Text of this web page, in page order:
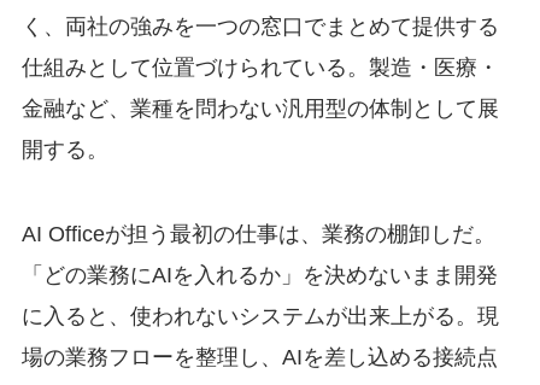
く、両社の強みを一つの窓口でまとめて提供する
仕組みとして位置づけられている。製造・医療・
金融など、業種を問わない汎用型の体制として展
開する。
AI Officeが担う最初の仕事は、業務の棚卸しだ。
「どの業務にAIを入れるか」を決めないまま開発
に入ると、使われないシステムが出来上がる。現
場の業務フローを整理し、AIを差し込める接続点